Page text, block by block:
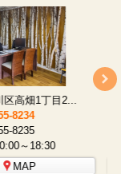
区太閤通9-1...
0853
3587
～18:30
MAP